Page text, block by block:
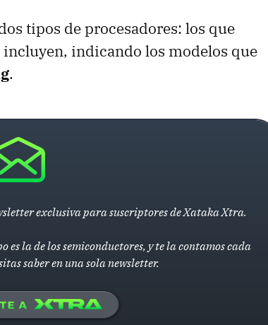
tipos de procesadores: los que
incluyen, indicando los modelos que
.
exclusiva para suscriptores de Xataka Xtra.
la de los semiconductores, y te la contamos cada
saber en una sola newsletter.